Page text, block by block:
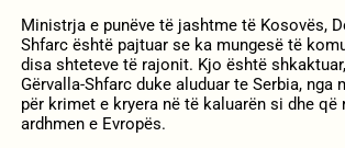
Ministrja e punëve të jashtme të Kosovës,
Shfarc është pajtuar se ka mungesë të
disa shteteve të rajonit. Kjo është
Gërvalla-Shfarc duke aluduar te Serbia, nga
për krimet e kryera në të kaluarën si dhe që
ardhmen e Evropës.